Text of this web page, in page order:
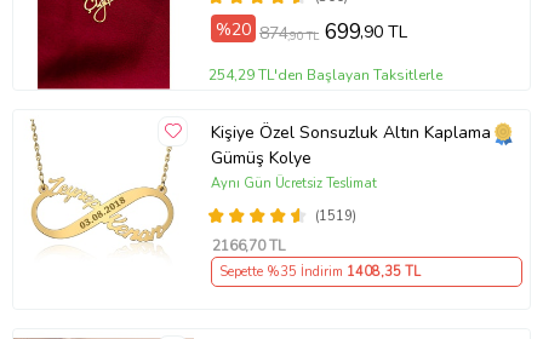
%20 874,90 TL 699,90 TL
254,29 TL'den Başlayan Taksitlerle
Kişiye Özel Sonsuzluk Altın Kaplama
Gümüş Kolye
(1519)
Aynı Gün Ücretsiz Teslimat
2166,70 TL
Sepette %35 İndirim 1408,35 TL